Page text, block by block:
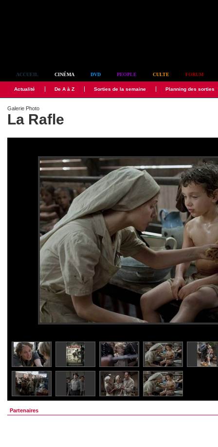
ACCUEIL CINÉMA DVD PEOPLE CULTE FORUM
Actualité De A à Z Sorties de la semaine Planning des sorties
Galerie Photo
La Rafle
Partenaires